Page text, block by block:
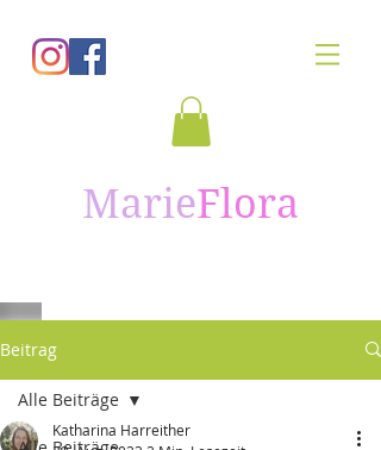
MarieFlora
Beitrag
Alle Beiträge
Katharina Harreither